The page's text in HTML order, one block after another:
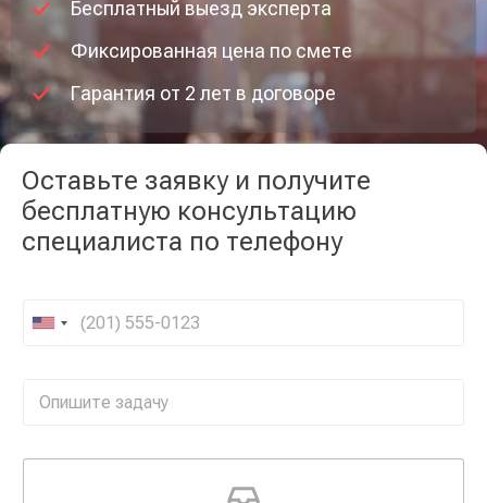
Бесплатный выезд эксперта
Фиксированная цена по смете
Гарантия от 2 лет в договоре
Оставьте заявку и получите
бесплатную консультацию
специалиста по телефону